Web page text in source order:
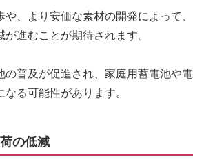
、より安価な素材の開発によって、
進むことが期待されます。
の普及が促進され、家庭用蓄電池や電
る可能性があります。
の低減